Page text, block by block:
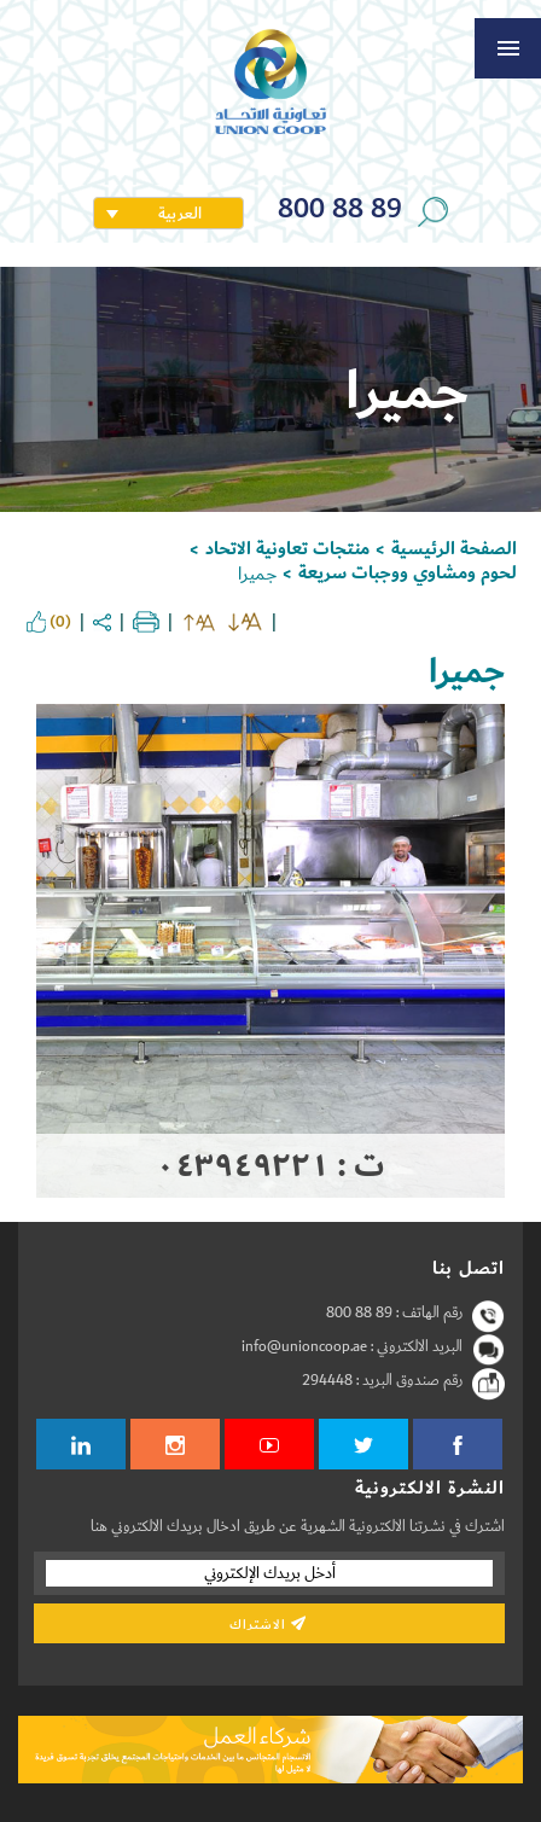
800 88 89 العربية
جميرا
الصفحة الرئيسية > منتجات تعاونية الاتحاد >
لحوم ومشاوي ووجبات سريعة > جميرا
(0)
جميرا
ت : ٠٤٣٩٤٩٢٢١
اتصل بنا
رقم الهاتف :800 88 89
البريد الالكتروني : info@unioncoop.ae
رقم صندوق البريد :294448
النشرة الالكترونية
اشترك في نشرتنا الالكترونية الشهرية عن طريق ادخال بريدك الالكتروني هنا